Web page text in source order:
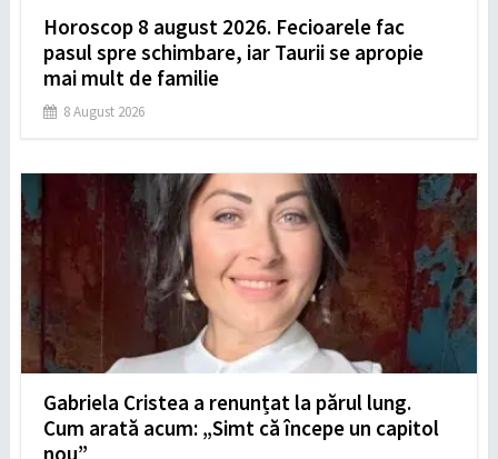
Horoscop 8 august 2026. Fecioarele fac
pasul spre schimbare, iar Taurii se apropie
mai mult de familie
8 August 2026
Gabriela Cristea a renunțat la părul lung.
Cum arată acum: „Simt că începe un capitol
nou”